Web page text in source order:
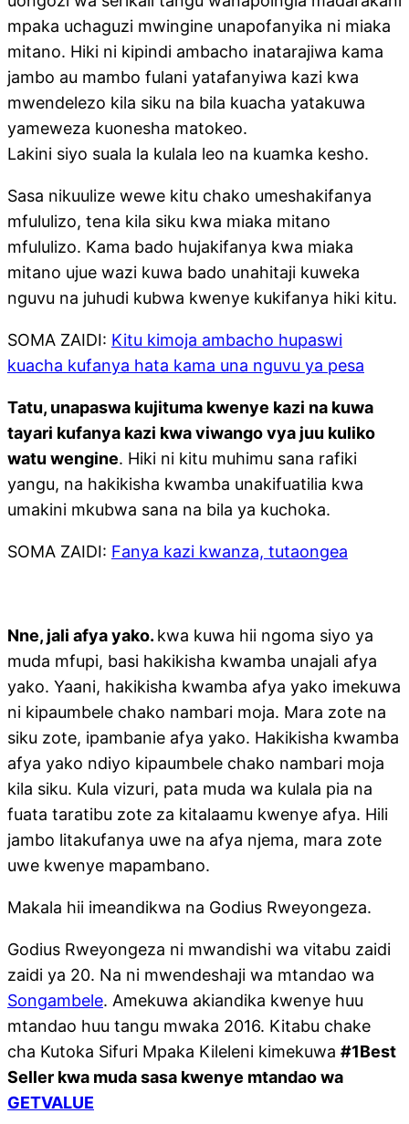
mpaka uchaguzi mwingine unapofanyika ni miaka
mitano. Hiki ni kipindi ambacho inatarajiwa kama
jambo au mambo fulani yatafanyiwa kazi kwa
mwendelezo kila siku na bila kuacha yatakuwa
yameweza kuonesha matokeo.
Lakini siyo suala la kulala leo na kuamka kesho.
Sasa nikuulize wewe kitu chako umeshakifanya
mfululizo, tena kila siku kwa miaka mitano
mfululizo. Kama bado hujakifanya kwa miaka
mitano ujue wazi kuwa bado unahitaji kuweka
nguvu na juhudi kubwa kwenye kukifanya hiki kitu.
SOMA ZAIDI: Kitu kimoja ambacho hupaswi
kuacha kufanya hata kama una nguvu ya pesa
Tatu, unapaswa kujituma kwenye kazi na kuwa
tayari kufanya kazi kwa viwango vya juu kuliko
watu wengine. Hiki ni kitu muhimu sana rafiki
yangu, na hakikisha kwamba unakifuatilia kwa
umakini mkubwa sana na bila ya kuchoka.
SOMA ZAIDI: Fanya kazi kwanza, tutaongea
Nne, jali afya yako. kwa kuwa hii ngoma siyo ya
muda mfupi, basi hakikisha kwamba unajali afya
yako. Yaani, hakikisha kwamba afya yako imekuwa
ni kipaumbele chako nambari moja. Mara zote na
siku zote, ipambanie afya yako. Hakikisha kwamba
afya yako ndiyo kipaumbele chako nambari moja
kila siku. Kula vizuri, pata muda wa kulala pia na
fuata taratibu zote za kitalaamu kwenye afya. Hili
jambo litakufanya uwe na afya njema, mara zote
uwe kwenye mapambano.
Makala hii imeandikwa na Godius Rweyongeza.
Godius Rweyongeza ni mwandishi wa vitabu zaidi
zaidi ya 20. Na ni mwendeshaji wa mtandao wa
Songambele. Amekuwa akiandika kwenye huu
mtandao huu tangu mwaka 2016. Kitabu chake
cha Kutoka Sifuri Mpaka Kileleni kimekuwa #1Best
Seller kwa muda sasa kwenye mtandao wa
GETVALUE